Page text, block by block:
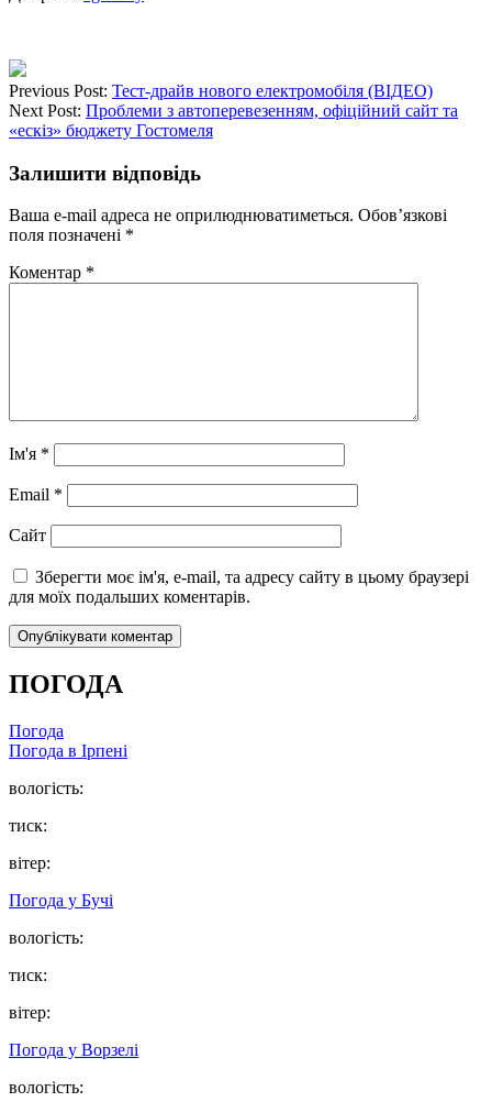
Previous Post: Тест-драйв нового електромобіля (ВІДЕО)
Next Post: Проблеми з автоперевезенням, офіційний сайт та
«ескіз» бюджету Гостомеля
Залишити відповідь
Ваша e-mail адреса не оприлюднюватиметься. Обов’язкові
поля позначені *
Коментар *
Ім'я *
Email *
Сайт
Зберегти моє ім'я, e-mail, та адресу сайту в цьому браузері
для моїх подальших коментарів.
ПОГОДА
Погода
Погода в Ірпені
вологість:
тиск:
вітер:
Погода у Бучі
вологість:
тиск:
вітер:
Погода у Ворзелі
вологість: